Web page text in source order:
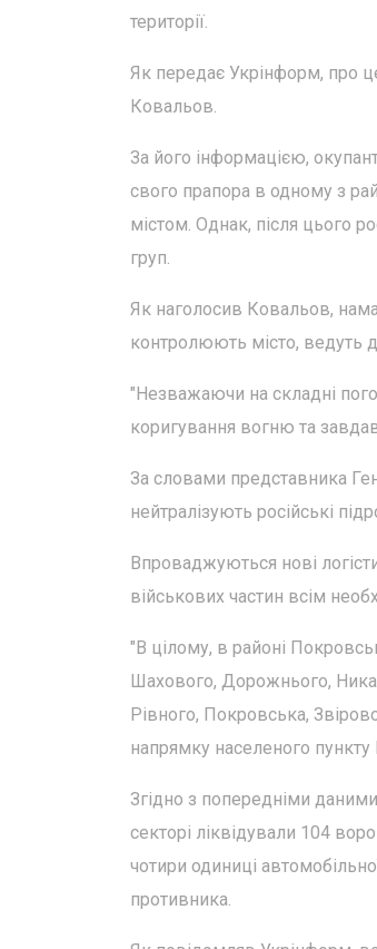
території.
Як передає Укрінформ, про
Ковальов.
За його інформацією,
свого прапора в одному з
містом. Однак, після цього
груп.
Як наголосив Ковальов,
контролюють місто, ведуть
"Незважаючи на складні
коригування вогню та
За словами представника
нейтралізують російські
Впроваджуються нові
військових частин всім
"В цілому, в районі
Шахового, Дорожнього,
Рівного, Покровська,
напрямку населеного
Згідно з попередніми
секторі ліквідували 104
чотири одиниці
противника.